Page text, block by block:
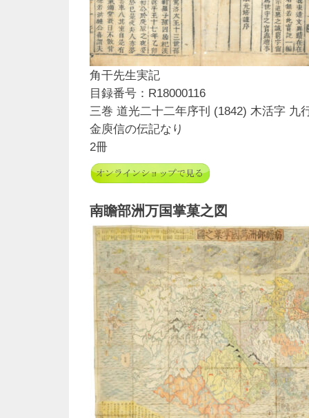
角干先生実記
目録番号：R18000116
三巻 道光二十二年序刊 (1842) 木活字 九
金庾信の伝記なり
2冊
南瞻部洲万国掌菓之図